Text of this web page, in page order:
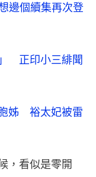
邊個續集再次登
　正印小三緋聞
姊　裕太妃被雷
，看似是零開